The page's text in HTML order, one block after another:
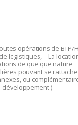
opérations de BTP/
logistiques, – La
de quelque nature
pouvant se
ou
développement )